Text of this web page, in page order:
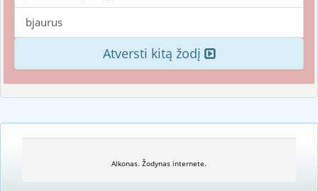
bjaurus
Atversti kitą žodį
Alkonas. Žodynas internete.